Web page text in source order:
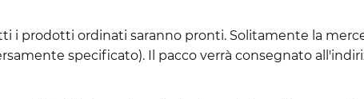
i prodotti ordinati saranno pronti. Solitamente la
specificato). Il pacco verrà consegnato